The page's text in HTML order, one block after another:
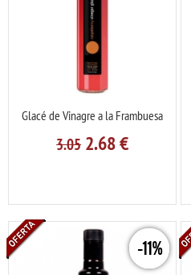
Glacé de Vinagre a la Frambuesa
3.05 2.68€
-11%